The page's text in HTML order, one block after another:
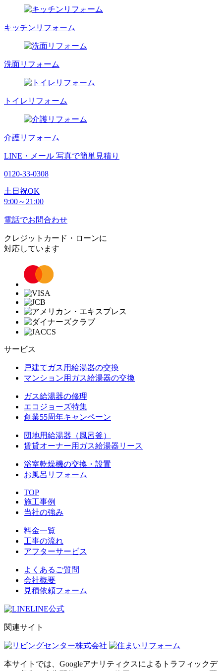
キッチンリフォーム
洗面リフォーム
トイレリフォーム
介護リフォーム
LINE・メール 写真で簡単見積り
0120-33-0308
土日祝OK
9:00～21:00
電話でお問合わせ
クレジットカード・ローンに
対応しています
サービス
戸建てガス用給湯器の交換
マンション用ガス給湯器の交換
ガス給湯器の修理
エコジョーズ特集
創業55周年キャンペーン
団地用給湯器（風呂釜）
賃貸オーナー用ガス給湯器リース
浴室乾燥機の交換・設置
お風呂リフォーム
TOP
施工事例
当社の強み
料金一覧
工事の流れ
アフターサービス
よくあるご質問
会社概要
見積依頼フォーム
LINE公式
関連サイト
本サイトでは、Googleアナリティクスによるトラフィックデ